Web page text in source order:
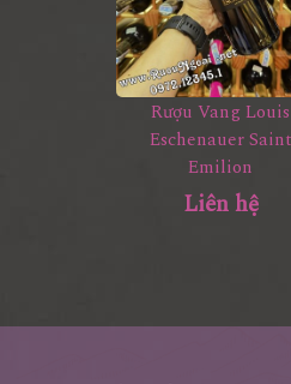
Rượu Vang Louis
Eschenauer Saint
Emilion
Liên hệ